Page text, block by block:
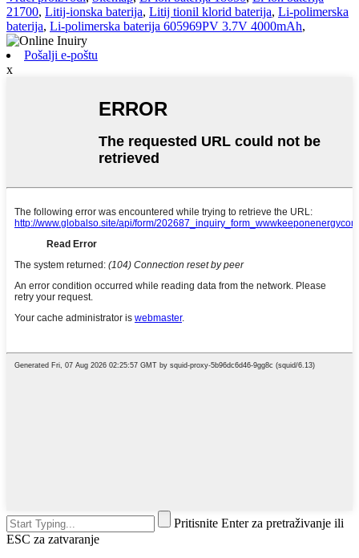
21700, Litij-ionska baterija, Litij tionil klorid baterija, Li-polimerska
baterija, Li-polimerska baterija 605969PV 3.7V 4000mAh,
Pošalji e-poštu
x
Pritisnite Enter za pretraživanje ili
ESC za zatvaranje